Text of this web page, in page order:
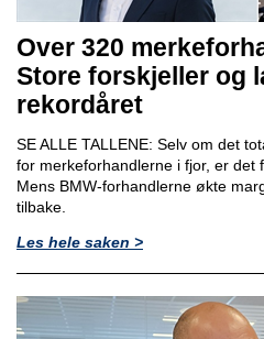
Over 320
Store forskjeller og
rekordåret
SE ALLE TALLENE: Selv om det
for merkeforhandlerne i fjor, er det
Mens BMW-forhandlerne økte
tilbake.
Les hele saken >